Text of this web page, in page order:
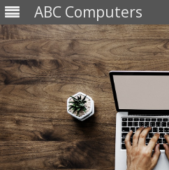
ABC Computers